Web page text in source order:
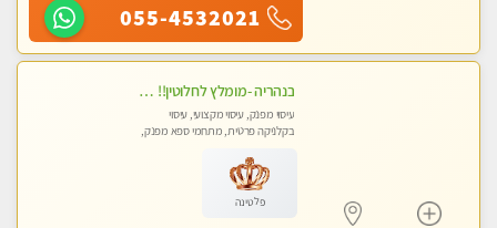
055-4532021
בנהריה -מומלץ לחלוטין!! מעסה יפה איכותית מקצועית ומפנקת מאוד פרטי מומלץ בחום
עיסוי מפנק, עיסוי מקצועי, עיסוי
בקלניקה פרטית, מתחמי ספא מפנק,
פלטינה